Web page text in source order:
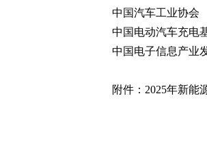
中国汽车工
中国电动汽车充电
中国电子信息产
附件： 2025年新能